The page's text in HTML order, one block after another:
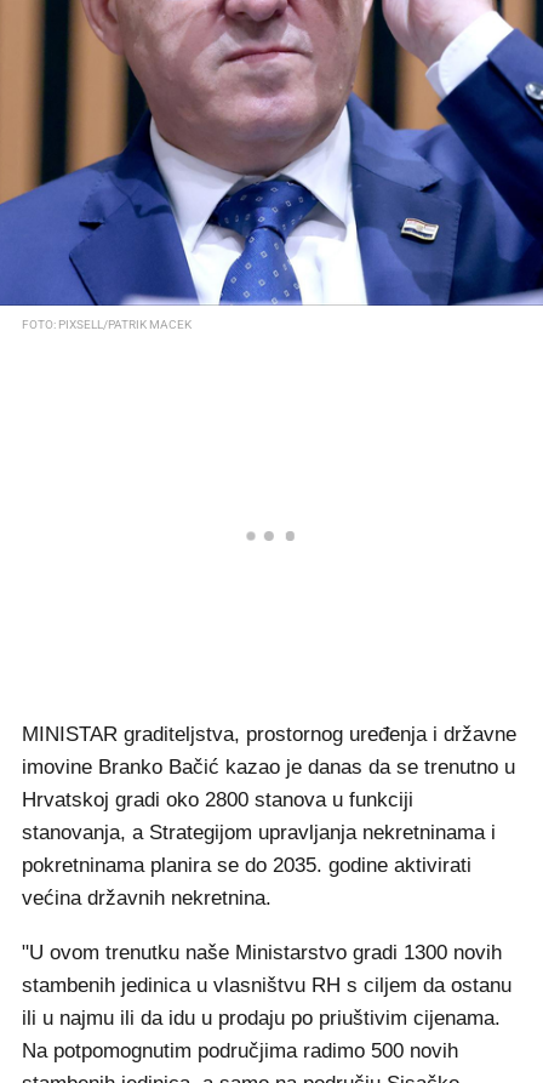
FOTO: PIXSELL/PATRIK MACEK
MINISTAR graditeljstva, prostornog uređenja i državne
imovine Branko Bačić kazao je danas da se trenutno u
Hrvatskoj gradi oko 2800 stanova u funkciji
stanovanja, a Strategijom upravljanja nekretninama i
pokretninama planira se do 2035. godine aktivirati
većina državnih nekretnina.
"U ovom trenutku naše Ministarstvo gradi 1300 novih
stambenih jedinica u vlasništvu RH s ciljem da ostanu
ili u najmu ili da idu u prodaju po priuštivim cijenama.
Na potpomognutim područjima radimo 500 novih